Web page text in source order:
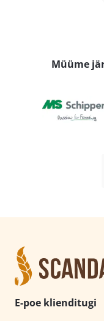
Müüme
E-poe klienditugi